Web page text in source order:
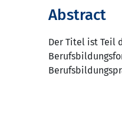
Abstract
Der Titel ist Teil